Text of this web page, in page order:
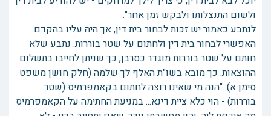
ולשום התנצלותו ולבקש זמן אחר".
לנתבע כאמור יש זכות לבחור בית דין, אך היה עליו בהקדם
האפשרי לבחור בית דין ולחתום על שטר בוררות. נתבע שלא
חותם על שטר בוררות מוגדר כסרבן, כך שניתן לחייבו בתשלום
ההוצאות. כך מובא בשו"ת האלף לך שלמה (חלק חושן משפט
סימן א): "הנה מי שאינו רוצה לחתום בקאמפרמיס (שטר
בוררות) - הוי כלא ציית דינא... במניעת החתימה על הקאמפרמיס